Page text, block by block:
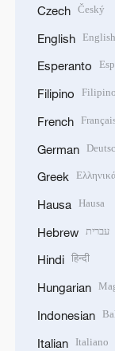
Czech Český
English English
Esperanto
Filipino Filipino
French
German
Greek
Hausa Hausa
Hebrew עברית
Hindi हिन्दी
Hungarian
Indonesian
Italian Italiano